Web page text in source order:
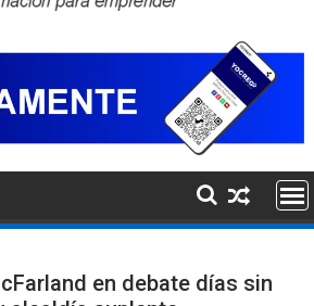
en debate días sin